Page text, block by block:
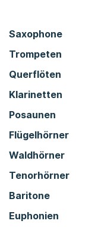
Saxophone
Trompeten
Querflöten
Klarinetten
Posaunen
Flügelhörner
Waldhörner
Tenorhörner
Baritone
Euphonien